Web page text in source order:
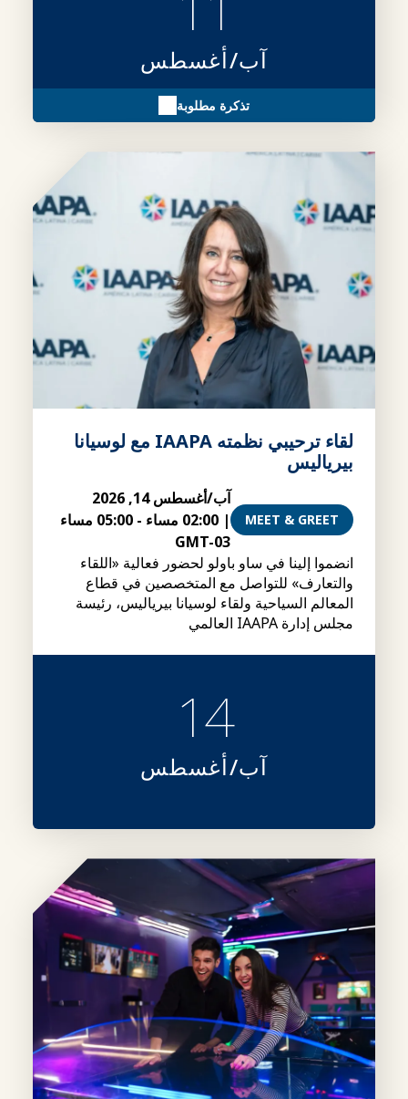
آب/أغسطس
تذكرة مطلوبة
لقاء ترحيبي نظمته IAAPA مع لوسيانا
بيرياليس
MEET & GREET
آب/أغسطس 14, 2026
| 02:00 مساء -
05:00 مساء
GMT-03
انضموا إلينا في ساو باولو لحضور فعالية «اللقاء
والتعارف» للتواصل مع المتخصصين في قطاع
المعالم السياحية ولقاء لوسيانا بيرياليس، رئيسة
مجلس إدارة IAAPA العالمي
14
آب/أغسطس